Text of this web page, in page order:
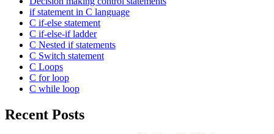
if statement in C language
C if-else statement
C if-else-if ladder
C Nested if statements
C Switch statement
C Loops
C for loop
C while loop
Recent Posts